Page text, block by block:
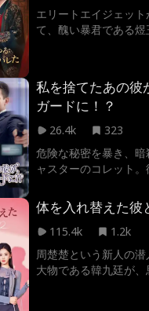
エリートエイジェッ
て、醜い暴君である
心を奪うゲームに勝
私を捨てたあの彼
ガードに！？
26.4k
323
危険な秘密を暴き、
ャスターのコレット
ークだった。過酷な逃
弾と封じ込めた感情が
再び燃え上がる。過去
今、愛は生き残るため
大の危険か。
体を入れ替えた彼
115.4k
1.2k
周楚楚という新人の
大物である韓九廷が